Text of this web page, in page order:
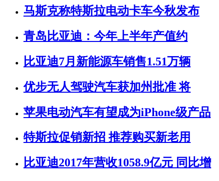
马斯克称特斯拉电动卡车今秋发布
青岛比亚迪：今年上半年产值约
比亚迪7月新能源车销售1.51万辆
优步无人驾驶汽车获加州批准 将
苹果电动汽车有望成为iPhone级产品
特斯拉促销新招 推荐购买新老用
比亚迪2017年营收1058.9亿元 同比增